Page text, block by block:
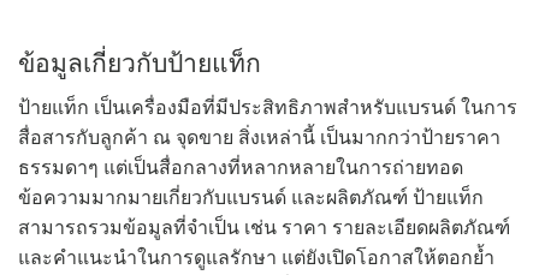
ข้อมูลเกี่ยวกับป้ายแท็ก
ป้ายแท็ก เป็นเครื่องมือที่มีประสิทธิภาพสำหรับแบรนด์ ในการ
สื่อสารกับลูกค้า ณ จุดขาย สิ่งเหล่านี้ เป็นมากกว่าป้ายราคา
ธรรมดาๆ แต่เป็นสื่อกลางที่หลากหลายในการถ่ายทอด
ข้อความมากมายเกี่ยวกับแบรนด์ และผลิตภัณฑ์ ป้ายแท็ก
สามารถรวมข้อมูลที่จำเป็น เช่น ราคา รายละเอียดผลิตภัณฑ์
และคำแนะนำในการดูแลรักษา แต่ยังเปิดโอกาสให้ตอกย้ำ